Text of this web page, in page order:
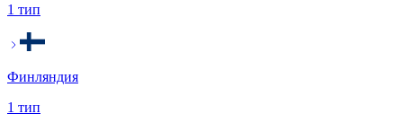
1 тип
Финляндия
1 тип